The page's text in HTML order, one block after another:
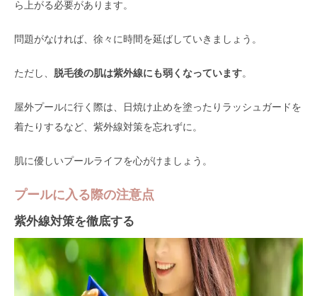
ら上がる必要があります。
問題がなければ、徐々に時間を延ばしていきましょう。
ただし、 脱毛後の肌は紫外線にも弱くなっています。
屋外プールに行く際は、日焼け止めを塗ったりラッシュガードを
着たりするなど、紫外線対策を忘れずに。
肌に優しいプールライフを心がけましょう。
プールに入る際の注意点
紫外線対策を徹底する